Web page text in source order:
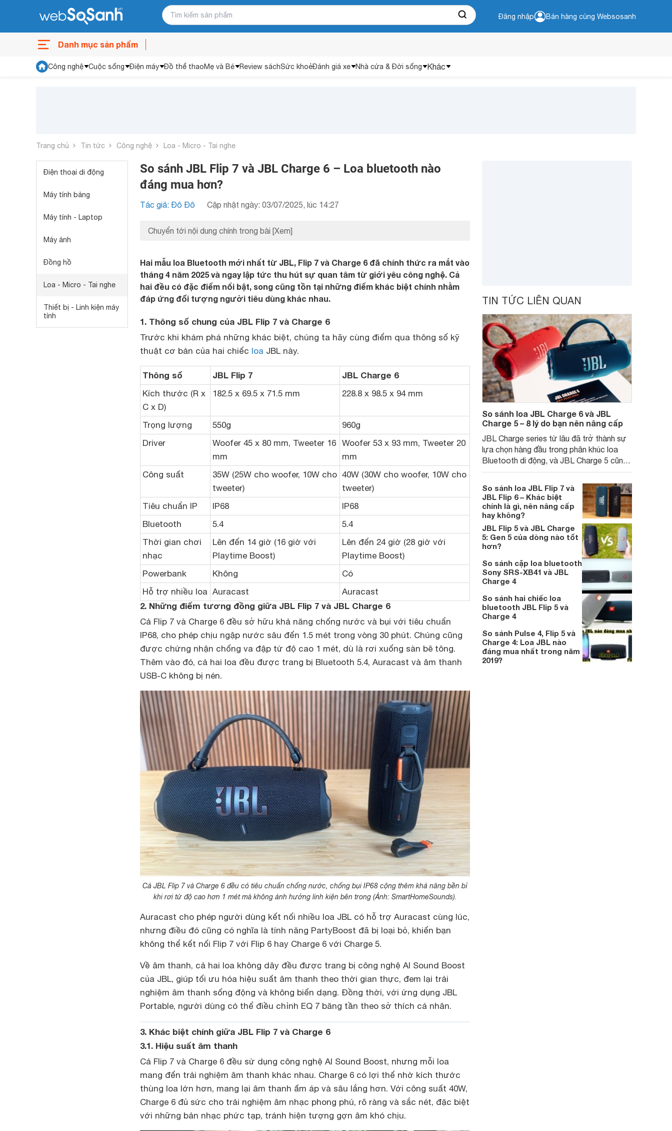
Đăng nhập Bán hàng cùng Websosanh
Danh mục sản phẩm
Công nghệ Cuộc sống Điện máy Đồ thể thaoMẹ và Bé Review sáchSức khoẻĐánh giá xe Nhà cửa & Đời sống Khác
Trang chủ Tin tức Công nghệ Loa - Micro - Tai nghe
Điện thoại di động
Máy tính bảng
Máy tính - Laptop
Máy ảnh
Đồng hồ
Loa - Micro - Tai nghe
Thiết bị - Linh kiện máy
tính
So sánh JBL Flip 7 và JBL Charge 6 – Loa bluetooth nào
đáng mua hơn?
Tác giả: Đô Đô Cập nhật ngày: 03/07/2025, lúc 14:27
Chuyển tới nội dung chính trong bài [Xem]
Hai mẫu loa Bluetooth mới nhất từ JBL, Flip 7 và Charge 6 đã chính thức ra mắt vào
tháng 4 năm 2025 và ngay lập tức thu hút sự quan tâm từ giới yêu công nghệ. Cả
hai đều có đặc điểm nổi bật, song cũng tồn tại những điểm khác biệt chính nhằm
đáp ứng đối tượng người tiêu dùng khác nhau.
1. Thông số chung của JBL Flip 7 và Charge 6
Trước khi khám phá những khác biệt, chúng ta hãy cùng điểm qua thông số kỹ
thuật cơ bản của hai chiếc loa JBL này.
Thông số JBL Flip 7 JBL Charge 6
Kích thước (R x
C x D)
182.5 x 69.5 x 71.5 mm 228.8 x 98.5 x 94 mm
Trọng lượng 550g
960g
Driver
Woofer 45 x 80 mm, Tweeter 16
mm
Woofer 53 x 93 mm, Tweeter 20
mm
Công suất
35W (25W cho woofer, 10W cho
tweeter)
40W (30W cho woofer, 10W cho
tweeter)
Tiêu chuẩn IP
IP68
IP68
Bluetooth
5.4
5.4
Thời gian chơi
nhạc
Lên đến 14 giờ (16 giờ với
Playtime Boost)
Lên đến 24 giờ (28 giờ với
Playtime Boost)
Powerbank
Không
Có
Hỗ trợ nhiều loa Auracast Auracast
2. Những điểm tương đồng giữa JBL Flip 7 và JBL Charge 6
Cả Flip 7 và Charge 6 đều sở hữu khả năng chống nước và bụi với tiêu chuẩn
IP68, cho phép chịu ngập nước sâu đến 1.5 mét trong vòng 30 phút. Chúng cũng
được chứng nhận chống va đập từ độ cao 1 mét, dù là rơi xuống sàn bê tông.
Thêm vào đó, cả hai loa đều được trang bị Bluetooth 5.4, Auracast và âm thanh
USB-C không bị nén.
Cả JBL Flip 7 và Charge 6 đều có tiêu chuẩn chống nước, chống bụi IP68 cộng thêm khả năng bền bỉ
khi rơi từ độ cao hơn 1 mét mà không ảnh hưởng linh kiện bên trong (Ảnh: SmartHomeSounds).
Auracast cho phép người dùng kết nối nhiều loa JBL có hỗ trợ Auracast cùng lúc,
nhưng điều đó cũng có nghĩa là tính năng PartyBoost đã bị loại bỏ, khiến bạn
không thể kết nối Flip 7 với Flip 6 hay Charge 6 với Charge 5.
Về âm thanh, cả hai loa không dây đều được trang bị công nghệ AI Sound Boost
của JBL, giúp tối ưu hóa hiệu suất âm thanh theo thời gian thực, đem lại trải
nghiệm âm thanh sống động và không biến dạng. Đồng thời, với ứng dụng JBL
Portable, người dùng có thể điều chỉnh EQ 7 băng tần theo sở thích cá nhân.
3. Khác biệt chính giữa JBL Flip 7 và Charge 6
3.1. Hiệu suất âm thanh
Cả Flip 7 và Charge 6 đều sử dụng công nghệ AI Sound Boost, nhưng mỗi loa
mang đến trải nghiệm âm thanh khác nhau. Charge 6 có lợi thế nhờ kích thước
thùng loa lớn hơn, mang lại âm thanh ấm áp và sâu lắng hơn. Với công suất 40W,
Charge 6 đủ sức cho trải nghiệm âm nhạc phong phú, rõ ràng và sắc nét, đặc biệt
với những bản nhạc phức tạp, tránh hiện tượng gợn âm khó chịu.
TIN TỨC LIÊN QUAN
So sánh loa JBL Charge 6 và JBL
Charge 5 – 8 lý do bạn nên nâng cấp
JBL Charge series từ lâu đã trở thành sự
lựa chọn hàng đầu trong phân khúc loa
Bluetooth di động, và JBL Charge 5 cũng
không phải là ngoại lệ với âm thanh đặc
trưng, thiết kế chắc chắn cùng thời lượng
pin ấn tượng. Nhưng Charge 6 với hàng
loạt nâng cấp mới sẽ còn giá trị hơn.
So sánh loa JBL Flip 7 và
JBL Flip 6 – Khác biệt
chính là gì, nên nâng cấp
hay không?
JBL Flip 5 và JBL Charge
5: Gen 5 của dòng nào tốt
hơn?
So sánh cặp loa bluetooth
Sony SRS-XB41 và JBL
Charge 4
So sánh hai chiếc loa
bluetooth JBL Flip 5 và
Charge 4
So sánh Pulse 4, Flip 5 và
Charge 4: Loa JBL nào
đáng mua nhất trong năm
2019?